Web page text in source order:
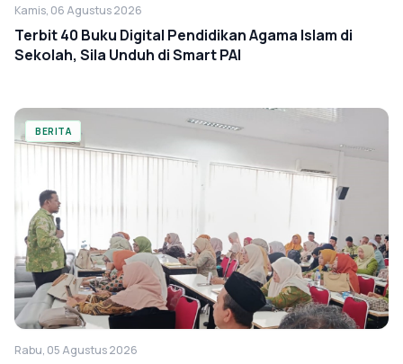
Kamis, 06 Agustus 2026
Terbit 40 Buku Digital Pendidikan Agama Islam di
Sekolah, Sila Unduh di Smart PAI
BERITA
Rabu, 05 Agustus 2026